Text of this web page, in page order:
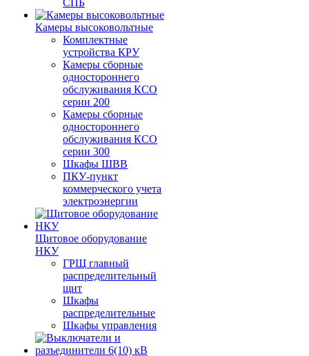
СПБ
Камеры высоковольтные
Комплектные
устройства КРУ
Камеры сборные
одностороннего
обслуживания КСО
серии 200
Камеры сборные
одностороннего
обслуживания КСО
серии 300
Шкафы ШВВ
ПКУ-пункт
коммерческого учета
электроэнергии
Щитовое оборудование
НКУ
ГРЩ главный
распределительный
щит
Шкафы
распределительные
Шкафы управления